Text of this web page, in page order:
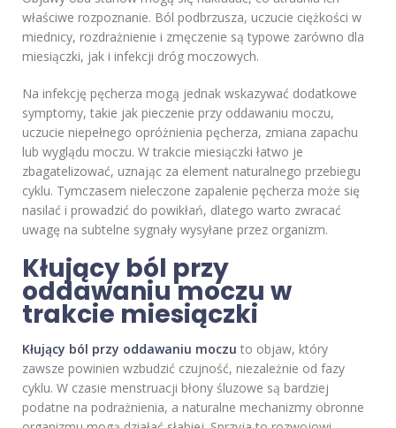
właściwe rozpoznanie. Ból podbrzusza, uczucie ciężkości w
miednicy, rozdrażnienie i zmęczenie są typowe zarówno dla
miesiączki, jak i infekcji dróg moczowych.
Na infekcję pęcherza mogą jednak wskazywać dodatkowe
symptomy, takie jak pieczenie przy oddawaniu moczu,
uczucie niepełnego opróżnienia pęcherza, zmiana zapachu
lub wyglądu moczu. W trakcie miesiączki łatwo je
zbagatelizować, uznając za element naturalnego przebiegu
cyklu. Tymczasem nieleczone zapalenie pęcherza może się
nasilać i prowadzić do powikłań, dlatego warto zwracać
uwagę na subtelne sygnały wysyłane przez organizm.
Kłujący ból przy
oddawaniu moczu w
trakcie miesiączki
Kłujący ból przy oddawaniu moczu to objaw, który
zawsze powinien wzbudzić czujność, niezależnie od fazy
cyklu. W czasie menstruacji błony śluzowe są bardziej
podatne na podrażnienia, a naturalne mechanizmy obronne